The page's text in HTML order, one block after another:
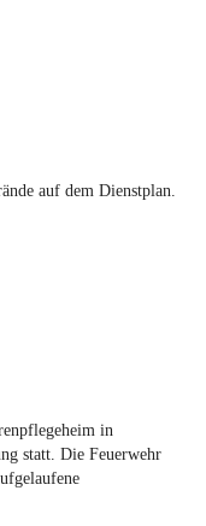
auf dem Dienstplan.
in
statt. Die Feuerwehr